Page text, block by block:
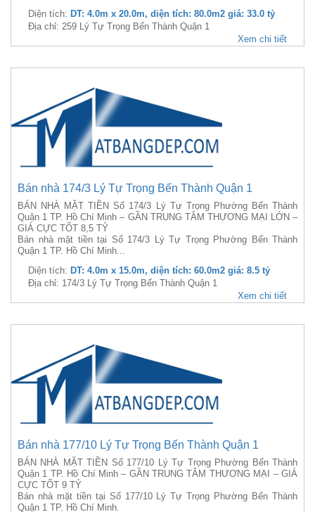
Diện tích: DT: 4.0m x 20.0m, diện tích: 80.0m2 giá: 33.0 tỷ
Địa chỉ: 259 Lý Tự Trọng Bến Thành Quận 1
Xem chi tiết
Bán nhà 174/3 Lý Tự Trọng Bến Thành Quận 1
BÁN NHÀ MẶT TIỀN Số 174/3 Lý Tự Trọng Phường Bến Thành
Quận 1 TP. Hồ Chí Minh – GẦN TRUNG TÂM THƯƠNG MẠI LỚN –
GIÁ CỰC TỐT 8,5 TỶ
Bán nhà mặt tiền tại Số 174/3 Lý Tự Trọng Phường Bến Thành
Quận 1 TP. Hồ Chí Minh...
Diện tích: DT: 4.0m x 15.0m, diện tích: 60.0m2 giá: 8.5 tỷ
Địa chỉ: 174/3 Lý Tự Trọng Bến Thành Quận 1
Xem chi tiết
Bán nhà 177/10 Lý Tự Trọng Bến Thành Quận 1
BÁN NHÀ MẶT TIỀN Số 177/10 Lý Tự Trọng Phường Bến Thành
Quận 1 TP. Hồ Chí Minh – GẦN TRUNG TÂM THƯƠNG MẠI – GIÁ
CỰC TỐT 9 TỶ
Bán nhà mặt tiền tại Số 177/10 Lý Tự Trọng Phường Bến Thành
Quận 1 TP. Hồ Chí Minh.